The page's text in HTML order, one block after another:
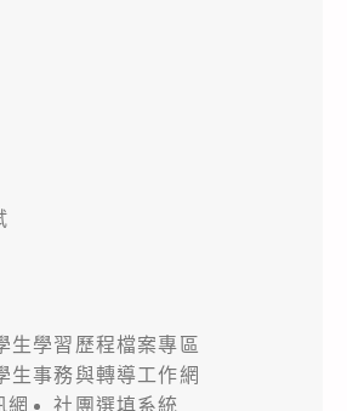
生學習歷程檔案專區
生事務與轉導工作網
網
社團選填系統